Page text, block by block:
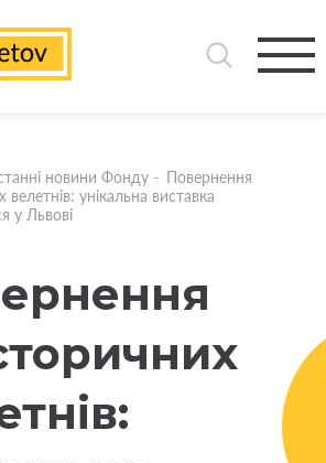
новини Фонду - Повернення
велетнів: унікальна виставка
у Львові